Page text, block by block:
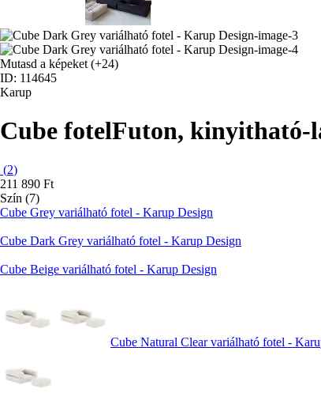
Mutasd a képeket (+24)
ID: 114645
Karup
Cube fotelFuton, kinyitható-
(2)
211 890 Ft
Szín (7)
Cube Grey variálható fotel - Karup Design
Cube Dark Grey variálható fotel - Karup Design
Cube Beige variálható fotel - Karup Design
Cube Natural Clear variálható fotel -